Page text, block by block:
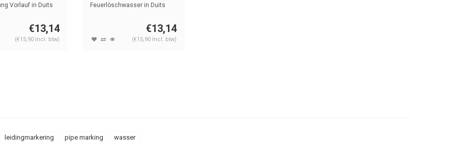
Vorlauf in Duits
€13,14
(€15,90 Incl. btw)
Feuerlöschwasser in Duits
€13,14
(€15,90 Incl. btw)
leidingmarkering pipe marking wasser